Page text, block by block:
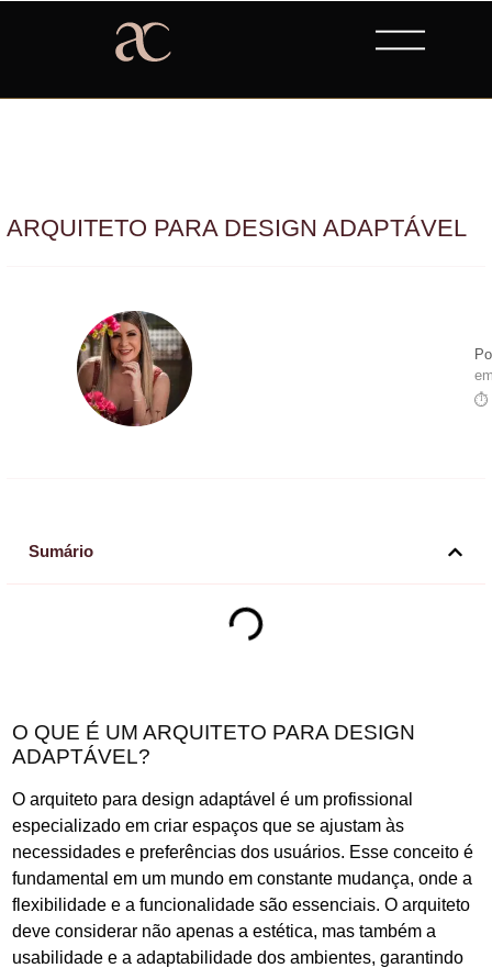
ARQUITETO PARA DESIGN ADAPTÁVEL
⏱
Sumário
O QUE É UM ARQUITETO PARA DESIGN
ADAPTÁVEL?
O arquiteto para design adaptável é um profissional
especializado em criar espaços que se ajustam às
necessidades e preferências dos usuários. Esse conceito é
fundamental em um mundo em constante mudança, onde a
flexibilidade e a funcionalidade são essenciais. O arquiteto
deve considerar não apenas a estética, mas também a
usabilidade e a adaptabilidade dos ambientes, garantindo